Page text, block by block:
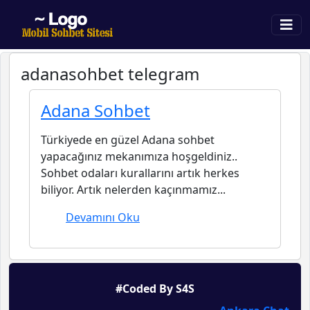
adanasohbet telegram
Adana Sohbet
Türkiyede en güzel Adana sohbet
yapacağınız mekanımıza hoşgeldiniz..
Sohbet odaları kurallarını artık herkes
biliyor. Artık nelerden kaçınmamız...
Devamını Oku
#Coded By S4S